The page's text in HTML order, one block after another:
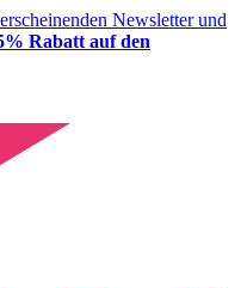
Newsletter und
Rabatt auf den